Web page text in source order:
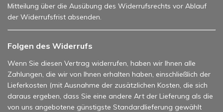
Mitteilung über die Ausübung des Widerrufsrechts vor Ablauf
der Widerrufsfrist absenden.
Folgen des Widerrufs
Wenn Sie diesen Vertrag widerrufen, haben wir Ihnen alle
Zahlungen, die wir von Ihnen erhalten haben, einschließlich der
Lieferkosten (mit Ausnahme der zusätzlichen Kosten, die sich
daraus ergeben, dass Sie eine andere Art der Lieferung als die
von uns angebotene günstigste Standardlieferung gewählt